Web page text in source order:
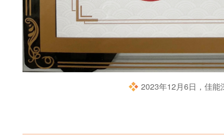
2023年12月6日，佳